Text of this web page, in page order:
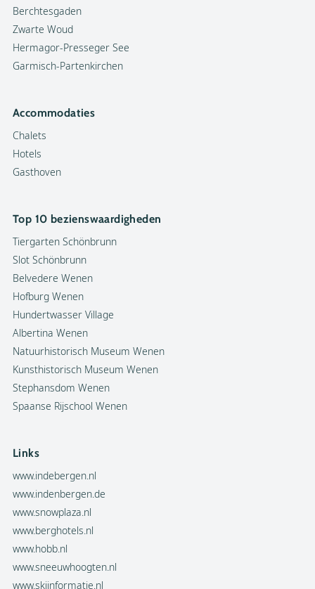
Berchtesgaden
Zwarte Woud
Hermagor-Presseger See
Garmisch-Partenkirchen
Accommodaties
Chalets
Hotels
Gasthoven
Top 10 bezienswaardigheden
Tiergarten Schönbrunn
Slot Schönbrunn
Belvedere Wenen
Hofburg Wenen
Hundertwasser Village
Albertina Wenen
Natuurhistorisch Museum Wenen
Kunsthistorisch Museum Wenen
Stephansdom Wenen
Spaanse Rijschool Wenen
Links
www.indebergen.nl
www.indenbergen.de
www.snowplaza.nl
www.berghotels.nl
www.hobb.nl
www.sneeuwhoogten.nl
www.skiinformatie.nl